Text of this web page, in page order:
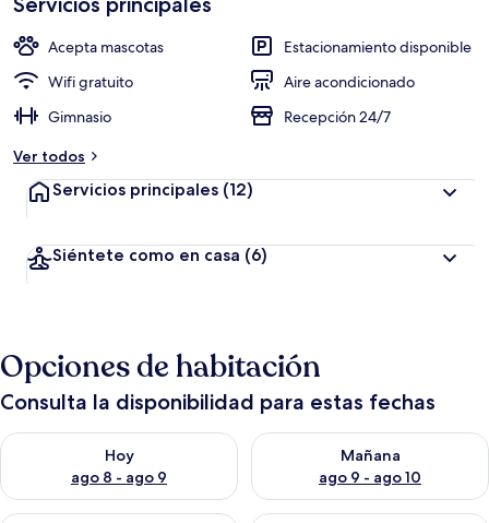
Acepta mascotas
Estacionamiento disponible
Wifi gratuito
Aire acondicionado
Gimnasio
Recepción 24/7
Ver todos
Servicios principales (12)
Siéntete como en casa (6)
Opciones de habitación
Consulta la disponibilidad para estas fechas
Hoy
ago 8 - ago 9
Consulta la disponibilidad para hoy ago 8 - ago 9
Mañana
ago 9 - ago 10
Consulta la disponibilidad